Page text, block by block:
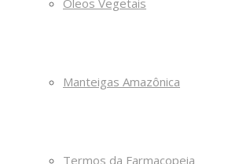
Óleos Vegetais
Manteigas Amazônica
Termos da Farmacopeia